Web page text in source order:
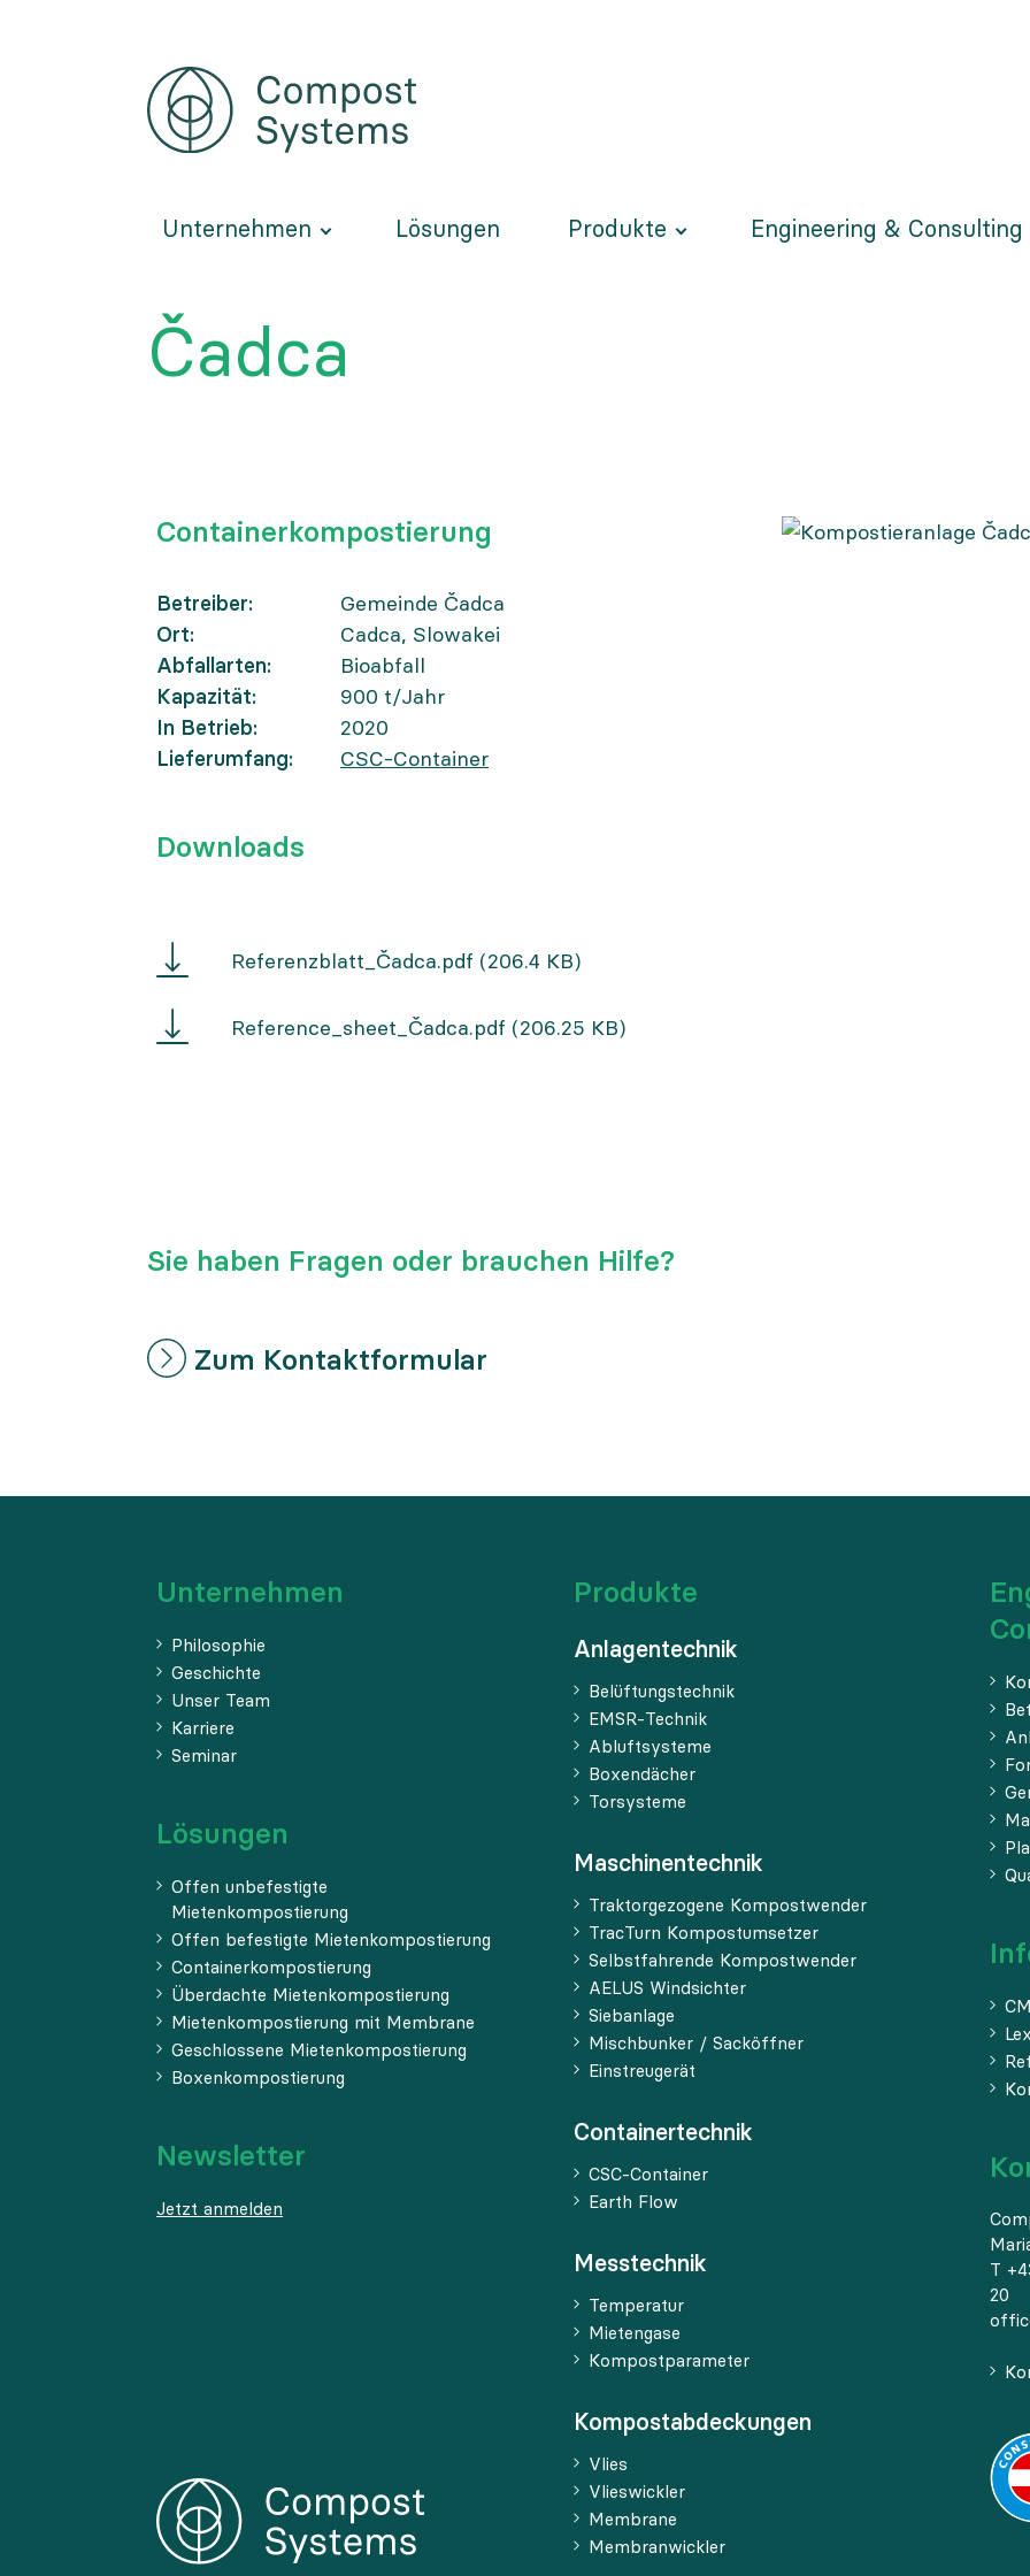
Unternehmen Lösungen Produkte Engineering & Consulting
Čadca
Containerkompostierung
Betreiber
Gemeinde Čadca
Ort
Cadca, Slowakei
Abfallarten
Bioabfall
Kapazität
900 t/Jahr
In Betrieb
2020
Lieferumfang
CSC-Container
Downloads
Referenzblatt
Referenzblatt_Čadca.pdf (206.4 KB)
Reference
Reference_sheet_Čadca.pdf (206.25 KB)
Sie haben Fragen oder brauchen Hilfe?
Zum Kontaktformular
Unternehmen
Philosophie
Geschichte
Unser Team
Karriere
Seminar
Lösungen
Offen unbefestigte
Mietenkompostierung
Offen befestigte Mietenkompostierung
Containerkompostierung
Überdachte Mietenkompostierung
Mietenkompostierung mit Membrane
Geschlossene Mietenkompostierung
Boxenkompostierung
Newsletter
Jetzt anmelden
Produkte
Anlagentechnik
Belüftungstechnik
EMSR-Technik
Abluftsysteme
Boxendächer
Torsysteme
Maschinentechnik
Traktorgezogene Kompostwender
TracTurn Kompostumsetzer
Selbstfahrende Kompostwender
AELUS Windsichter
Siebanlage
Mischbunker / Sacköffner
Einstreugerät
Containertechnik
CSC-Container
Earth Flow
Messtechnik
Temperatur
Mietengase
Kompostparameter
Kompostabdeckungen
Vlies
Vlieswickler
Membrane
Membranwickler
T
20